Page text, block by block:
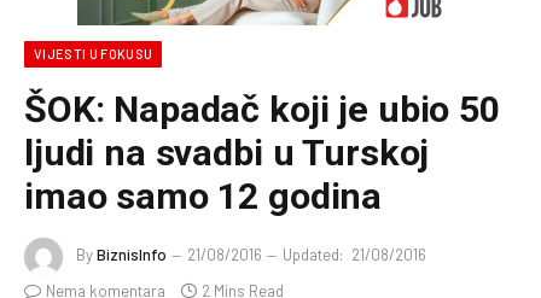
VIJESTI U FOKUSU
ŠOK: Napadač koji je ubio 50
ljudi na svadbi u Turskoj
imao samo 12 godina
ByBiznisInfo 21/08/2016 Updated: 21/08/2016
Nema komentara
2 Mins Read